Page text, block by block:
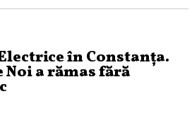
în Constanța.
a rămas fără